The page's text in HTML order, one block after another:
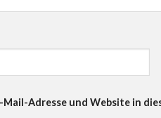
Mail-Adresse und Website in